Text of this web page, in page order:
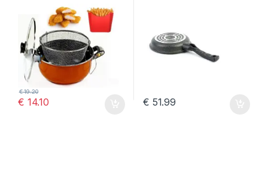
€ 14.10
€19.20
€ 51.99